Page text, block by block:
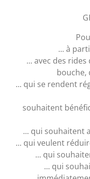
... à
... avec des
bouche,
... qui se rendent
souhaitent
... qui souhaitent
... qui veulent
... qui
... qui